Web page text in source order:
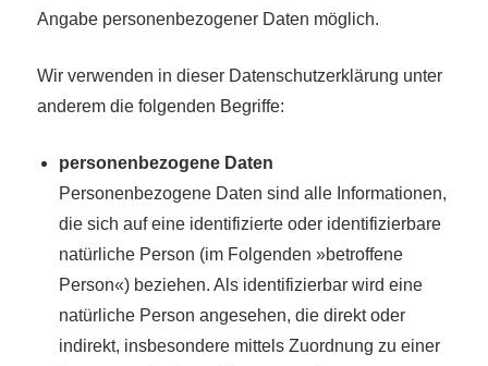
Angabe personenbezogener Daten möglich.
Wir verwenden in dieser Datenschutzerklärung unter
anderem die folgenden Begriffe:
personenbezogene Daten
Personenbezogene Daten sind alle Informationen,
die sich auf eine identifizierte oder identifizierbare
natürliche Person (im Folgenden »betroffene
Person«) beziehen. Als identifizierbar wird eine
natürliche Person angesehen, die direkt oder
indirekt, insbesondere mittels Zuordnung zu einer